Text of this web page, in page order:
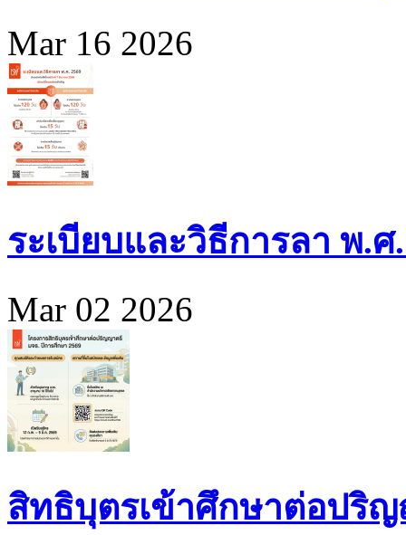
Mar 16 2026
ระเบียบและวิธีการลา พ.ศ.
Mar 02 2026
สิทธิบุตรเข้าศึกษาต่อปริญ